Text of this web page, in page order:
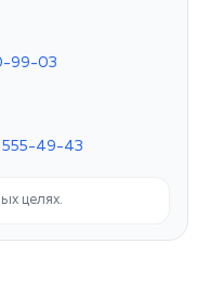
99-03
49-43
целях.